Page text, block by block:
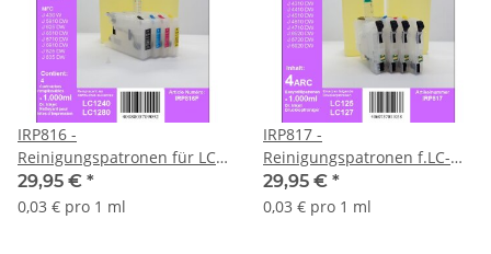
IRP816 -
Reinigungspatronen für LC-
1220 / LC-1240 / LC-1280 + 1
Liter Druckkopfreiniger
29,95 € *
0,03 € pro 1 ml
IRP817 -
Reinigungspatronen f.LC-
123 / LC-125 / LC-127 + 1
Liter Druckkopfreiniger
29,95 € *
0,03 € pro 1 ml